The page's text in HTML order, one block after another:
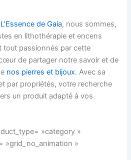
L’Essence de Gaia, nous sommes,
en lithothérapie et encens
tout passionnés par cette
de partager notre savoir et de
nos pierres et bijoux. Avec sa
par propriétés, votre recherche
un produit adapté à vos
»category »
»grid_no_animation »